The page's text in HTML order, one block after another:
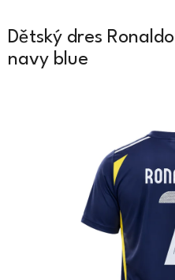
Dětský dres
navy blue